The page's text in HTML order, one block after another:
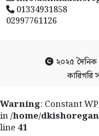
01334931858
02997761126
২০২৫
কারিগরি
Warning: Constant
in/home/
line 41